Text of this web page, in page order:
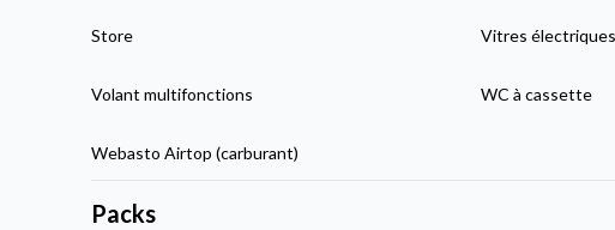
Store Vitres électriques
Volant multifonctions WC à cassette
Webasto Airtop (carburant)
Packs